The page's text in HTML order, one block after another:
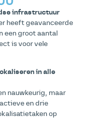
infrastructuur
heeft geavanceerde
een groot aantal
is voor vele
in alle
nauwkeurig, maar
en drie
op